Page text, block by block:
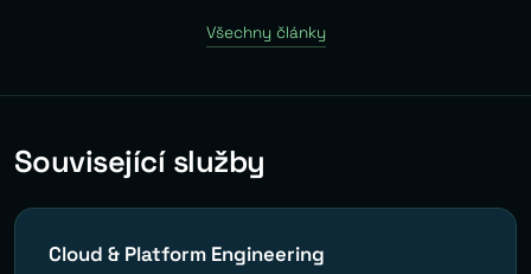
Všechny články
Související služby
Cloud & Platform Engineering